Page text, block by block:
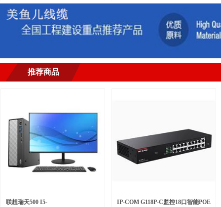
￥0.00元/台
推荐商品
联想瑞天500 I5- IP-COM G118P-C监控18口智能POE